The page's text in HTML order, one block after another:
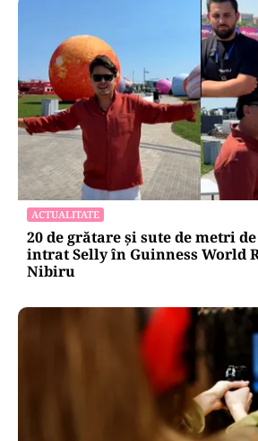
ACTUALITATE
Groapă de trei metri lângă
cântăreață a rămas cu mașina
mijlocul Capitalei: „Am căzut în